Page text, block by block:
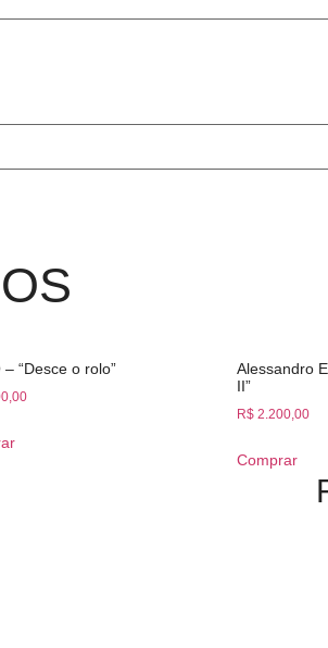
– “Desce o rolo”
Alessandro
II”
R$ 2.200,00
Comprar